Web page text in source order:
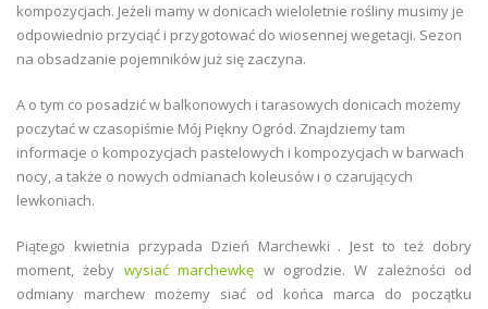
kompozycjach. Jeżeli mamy w donicach wieloletnie rośliny musimy je
odpowiednio przyciąć i przygotować do wiosennej wegetacji. Sezon
na obsadzanie pojemników już się zaczyna.
A o tym co posadzić w balkonowych i tarasowych donicach możemy
poczytać w czasopiśmie Mój Piękny Ogród. Znajdziemy tam
informacje o kompozycjach pastelowych i kompozycjach w barwach
nocy, a także o nowych odmianach koleusów i o czarujących
lewkoniach.
Piątego kwietnia przypada Dzień Marchewki . Jest to też dobry
moment, żeby wysiać marchewkę w ogrodzie. W zależności od
odmiany marchew możemy siać od końca marca do początku